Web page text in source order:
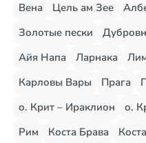
Вена
Цель ам Зее
Золотые пески
Айя Напа
Ларнака
Карловы Вары
Прага
о. Крит – Ираклион
о.
Рим
Коста Брава